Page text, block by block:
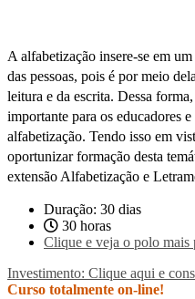
A alfabetização insere-se em
das pessoas, pois é por meio
leitura e da escrita. Dessa
importante para os educadores
alfabetização. Tendo isso em
oportunizar formação desta
extensão Alfabetização e
Duração: 30 dias
30 horas
Clique e veja o polo mais
Investimento: Clique aqui e
Curso totalmente on-line!